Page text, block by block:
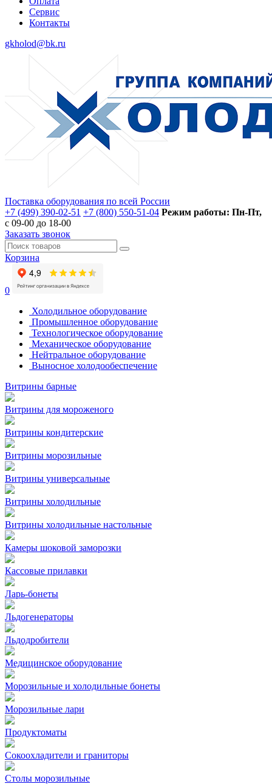
Сервис
Контакты
gkholod@bk.ru
Поставка оборудования по всей России
+7 (499) 390-02-51 +7 (800) 550-51-04 Режим работы: Пн-Пт,
с 09-00 до 18-00
Заказать звонок
Корзина
0
Холодильное оборудование
Промышленное оборудование
Технологическое оборудование
Механическое оборудование
Нейтральное оборудование
Выносное холодообеспечение
Витрины барные
Витрины для мороженого
Витрины кондитерские
Витрины морозильные
Витрины универсальные
Витрины холодильные
Витрины холодильные настольные
Камеры шоковой заморозки
Кассовые прилавки
Ларь-бонеты
Льдогенераторы
Льдодробители
Медицинское оборудование
Морозильные и холодильные бонеты
Морозильные лари
Продуктоматы
Сокоохладители и граниторы
Столы морозильные